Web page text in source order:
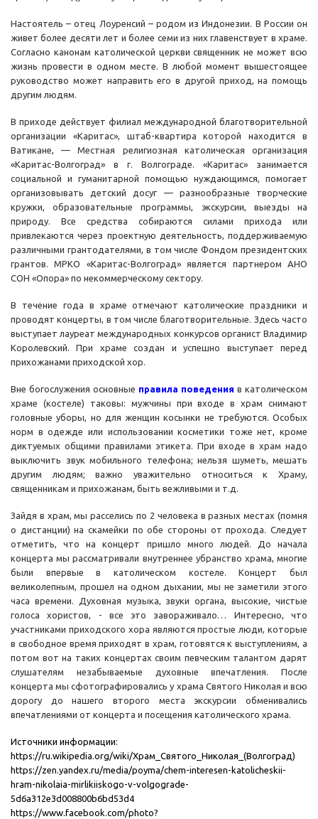
Настоятель – отец Лоуренсий – родом из Индонезии. В России он
живет более десяти лет и более семи из них главенствует в храме.
Согласно канонам католической церкви священник не может всю
жизнь провести в одном месте. В любой момент вышестоящее
руководство может направить его в другой приход, на помощь
другим людям.
В приходе действует филиал международной благотворительной
организации «Каритас», штаб-квартира которой находится в
Ватикане, — Местная религиозная католическая организация
«Каритас-Волгоград» в г. Волгограде. «Каритас» занимается
социальной и гуманитарной помощью нуждающимся, помогает
организовывать детский досуг — разнообразные творческие
кружки, образовательные программы, экскурсии, выезды на
природу. Все средства собираются силами прихода или
привлекаются через проектную деятельность, поддерживаемую
различными грантодателями, в том числе Фондом президентских
грантов. МРКО «Каритас-Волгоград» является партнером АНО
СОН «Опора» по некоммерческому сектору.
В течение года в храме отмечают католические праздники и
проводят концерты, в том числе благотворительные. Здесь часто
выступает лауреат международных конкурсов органист Владимир
Королевский. При храме создан и успешно выступает перед
прихожанами приходской хор.
Вне богослужения основные правила поведения в католическом
храме (костеле) таковы: мужчины при входе в храм снимают
головные уборы, но для женщин косынки не требуются. Особых
норм в одежде или использовании косметики тоже нет, кроме
диктуемых общими правилами этикета. При входе в храм надо
выключить звук мобильного телефона; нельзя шуметь, мешать
другим людям; важно уважительно относиться к Храму,
священникам и прихожанам, быть вежливыми и т.д.
Зайдя в храм, мы расселись по 2 человека в разных местах (помня
о дистанции) на скамейки по обе стороны от прохода. Следует
отметить, что на концерт пришло много людей. До начала
концерта мы рассматривали внутреннее убранство храма, многие
были впервые в католическом костеле. Концерт был
великолепным, прошел на одном дыхании, мы не заметили этого
часа времени. Духовная музыка, звуки органа, высокие, чистые
голоса хористов, - все это завораживало… Интересно, что
участниками приходского хора являются простые люди, которые
в свободное время приходят в храм, готовятся к выступлениям, а
потом вот на таких концертах своим певческим талантом дарят
слушателям незабываемые духовные впечатления. После
концерта мы сфотографировались у храма Святого Николая и всю
дорогу до нашего второго места экскурсии обменивались
впечатлениями от концерта и посещения католического храма.
Источники информации:
https://ru.wikipedia.org/wiki/Храм_Святого_Николая_(Волгоград)
https://zen.yandex.ru/media/poyma/chem-interesen-katolicheskii-
hram-nikolaia-mirlikiiskogo-v-volgograde-
5d6a312e3d008800b6bd53d4
https://www.facebook.com/photo?